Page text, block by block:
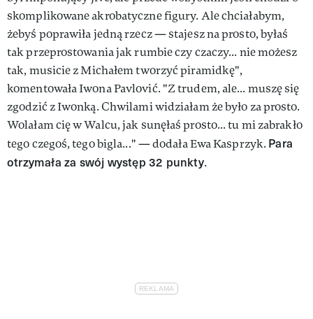
skomplikowane akrobatyczne figury. Ale chciałabym,
żebyś poprawiła jedną rzecz — stajesz na prosto, byłaś
tak przeprostowania jak rumbie czy czaczy... nie możesz
tak, musicie z Michałem tworzyć piramidkę",
komentowała Iwona Pavlović. "Z trudem, ale... muszę się
zgodzić z Iwonką. Chwilami widziałam że było za prosto.
Wolałam cię w Walcu, jak sunęłaś prosto... tu mi zabrakło
tego czegoś, tego bigla..." — dodała Ewa Kasprzyk. Para
otrzymała za swój występ 32 punkty.